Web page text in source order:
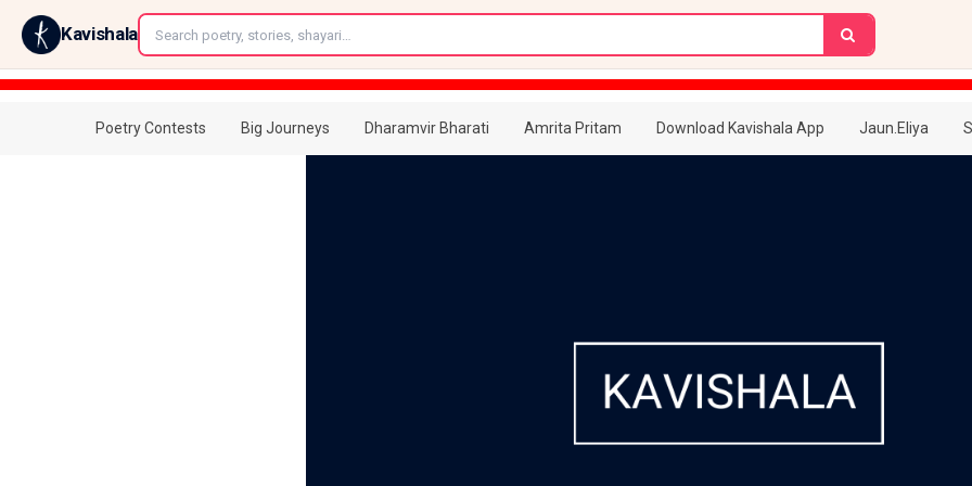
Kavishala
Poetry Contests Big Journeys Dharamvir Bharati Amrita Pritam Download Kavishala App Jaun.Eliya